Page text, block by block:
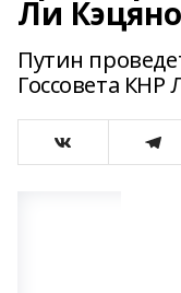
Ли
Путин
Госсовета